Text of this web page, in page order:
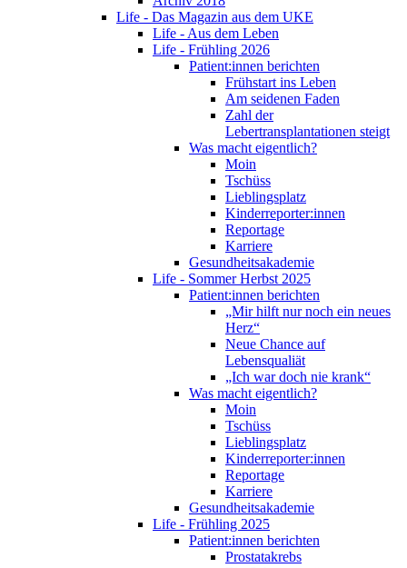
Life - Das Magazin aus dem UKE
Life - Aus dem Leben
Life - Frühling 2026
Patient:innen berichten
Frühstart ins Leben
Am seidenen Faden
Zahl der
Lebertransplantationen steigt
Was macht eigentlich?
Moin
Tschüss
Lieblingsplatz
Kinderreporter:innen
Reportage
Karriere
Gesundheitsakademie
Life - Sommer Herbst 2025
Patient:innen berichten
„Mir hilft nur noch ein neues
Herz“
Neue Chance auf
Lebensqualiät
„Ich war doch nie krank“
Was macht eigentlich?
Moin
Tschüss
Lieblingsplatz
Kinderreporter:innen
Reportage
Karriere
Gesundheitsakademie
Life - Frühling 2025
Patient:innen berichten
Prostatakrebs